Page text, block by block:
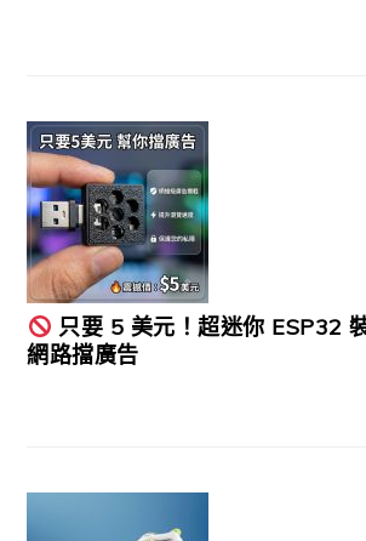
只要 5 美元！超迷你 ESP32
網路擋廣告